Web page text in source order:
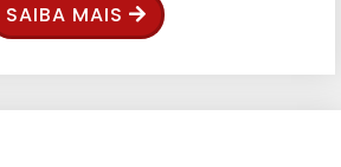
SAIBA MAIS